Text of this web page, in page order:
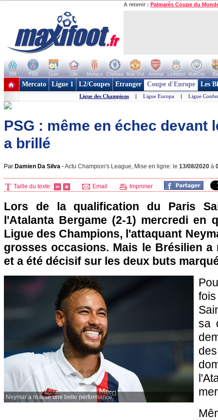
A retenir : Palmarès Coupe du
OM PSG Lyon Lille Monaco Chelsea Man Utd Arsenal Liverpool ManCity
+ de clubs
Mercato Ligue 1 L2/Coupes Etranger Coupe d'Europe Les
Ligue des Champions | Ligue Europa | Ligue
PSG : même en échec devant
a brillé
Par Damien Da Silva -Actu Champion's League, Mise en ligne: le 13/08/2020 à
Taille du texte: Email Imprimer
Lors de la qualification du Paris
l'Atalanta Bergame (2-1) mercredi en
Ligue des Champions, l'attaquant
grosses occasions. Mais le Brésilien a
et a été décisif sur les deux buts
Neymar a réalisé une belle performance.
sa